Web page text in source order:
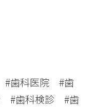
#歯科医院 #歯
#歯科検診 #歯